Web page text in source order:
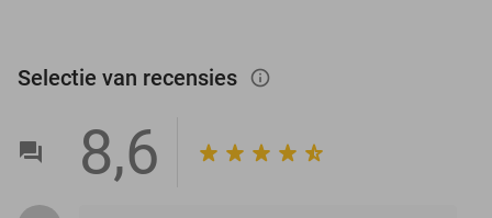
Selectie van recensies info_outlined
8,6